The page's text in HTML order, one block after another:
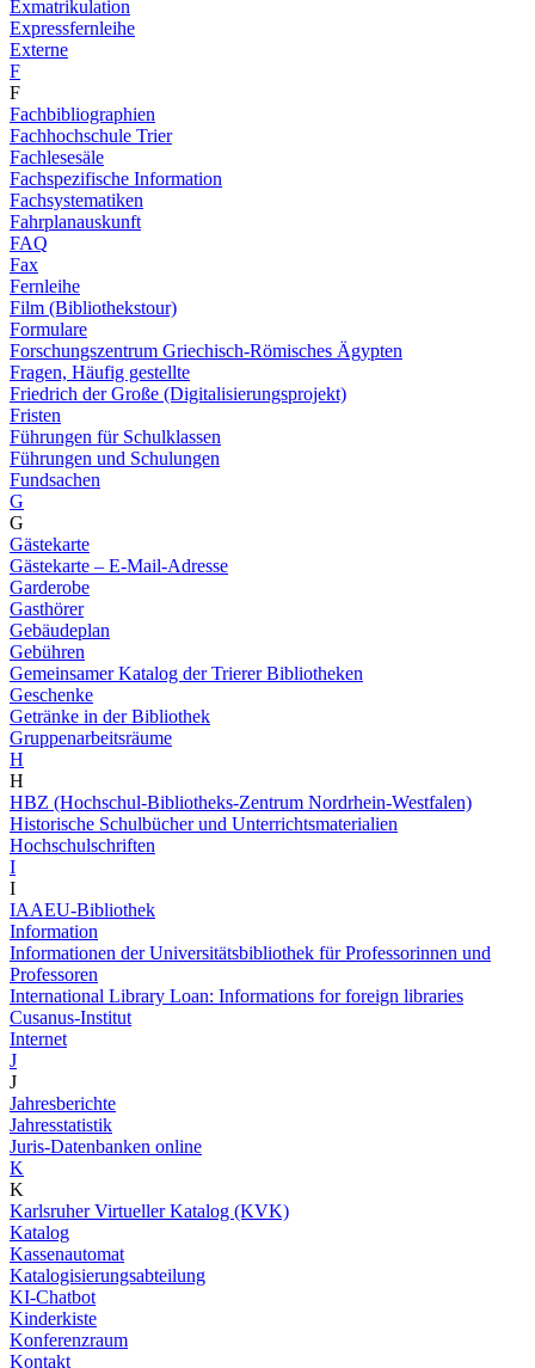
Exmatrikulation
Expressfernleihe
Externe
F
F
Fachbibliographien
Fachhochschule Trier
Fachlesesäle
Fachspezifische Information
Fachsystematiken
Fahrplanauskunft
FAQ
Fax
Fernleihe
Film (Bibliothekstour)
Formulare
Forschungszentrum Griechisch-Römisches Ägypten
Fragen, Häufig gestellte
Friedrich der Große (Digitalisierungsprojekt)
Fristen
Führungen für Schulklassen
Führungen und Schulungen
Fundsachen
G
G
Gästekarte
Gästekarte – E-Mail-Adresse
Garderobe
Gasthörer
Gebäudeplan
Gebühren
Gemeinsamer Katalog der Trierer Bibliotheken
Geschenke
Getränke in der Bibliothek
Gruppenarbeitsräume
H
H
HBZ (Hochschul-Bibliotheks-Zentrum Nordrhein-Westfalen)
Historische Schulbücher und Unterrichtsmaterialien
Hochschulschriften
I
I
IAAEU-Bibliothek
Information
Informationen der Universitätsbibliothek für Professorinnen und
Professoren
International Library Loan: Informations for foreign libraries
Cusanus-Institut
Internet
J
J
Jahresberichte
Jahresstatistik
Juris-Datenbanken online
K
K
Karlsruher Virtueller Katalog (KVK)
Katalog
Kassenautomat
Katalogisierungsabteilung
KI-Chatbot
Kinderkiste
Konferenzraum
Kontakt